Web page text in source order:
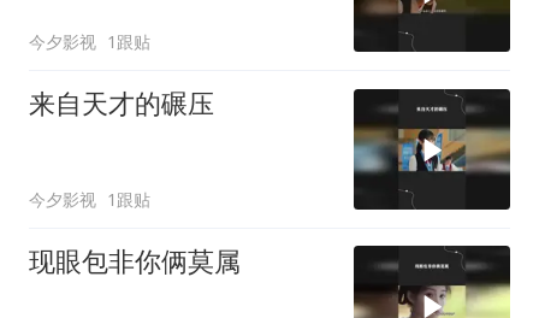
今夕影视 1跟贴
来自天才的碾压
今夕影视 1跟贴
现眼包非你俩莫属